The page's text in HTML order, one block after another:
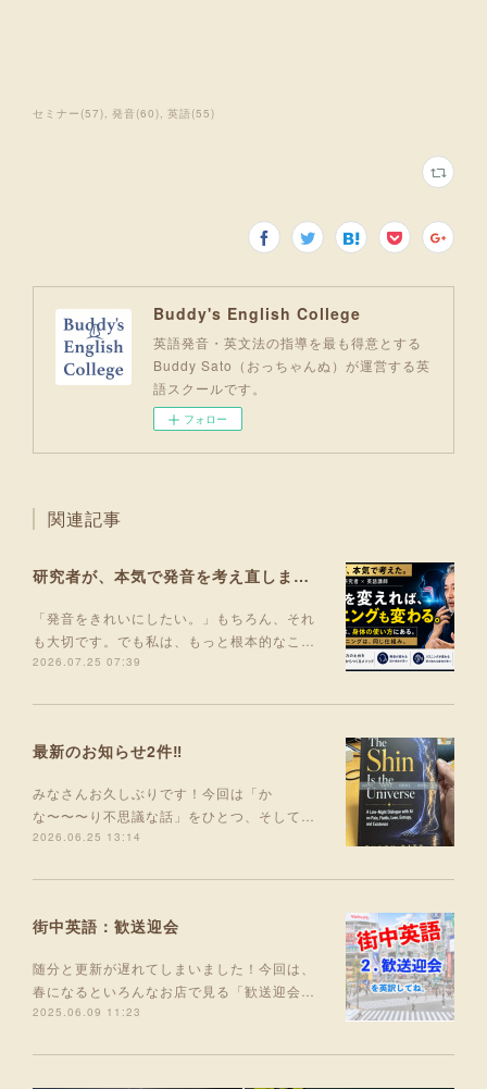
セミナー (57) 発音(60) 英語(55)
Buddy's English College
英語発音・英文法の指導を最も得意とする
Buddy Sato（おっちゃんぬ）が運営する英
語スクールです。
フォロー
関連記事
研究者が、本気で発音を考え直しました。
「発音をきれいにしたい。」もちろん、それ
も大切です。でも私は、もっと根本的なこ…
2026.07.25 07:39
最新のお知らせ2件‼️
みなさんお久しぶりです！今回は「か
な〜〜〜り不思議な話」をひとつ、そして…
2026.06.25 13:14
街中英語：歓送迎会
随分と更新が遅れてしまいました！今回は、
春になるといろんなお店で見る「歓送迎会…
2025.06.09 11:23